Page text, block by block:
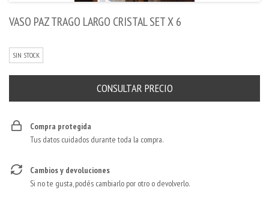
VASO PAZ TRAGO LARGO CRISTAL SET X 6
SIN STOCK
Compra protegida
Tus datos cuidados durante toda la compra.
Cambios y devoluciones
Si no te gusta, podés cambiarlo por otro o devolverlo.